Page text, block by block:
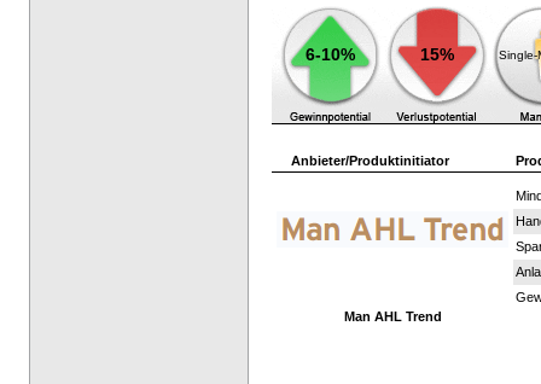
6-10% 15% Single-
Anbieter/Produktinitiator
Man AHL Trend